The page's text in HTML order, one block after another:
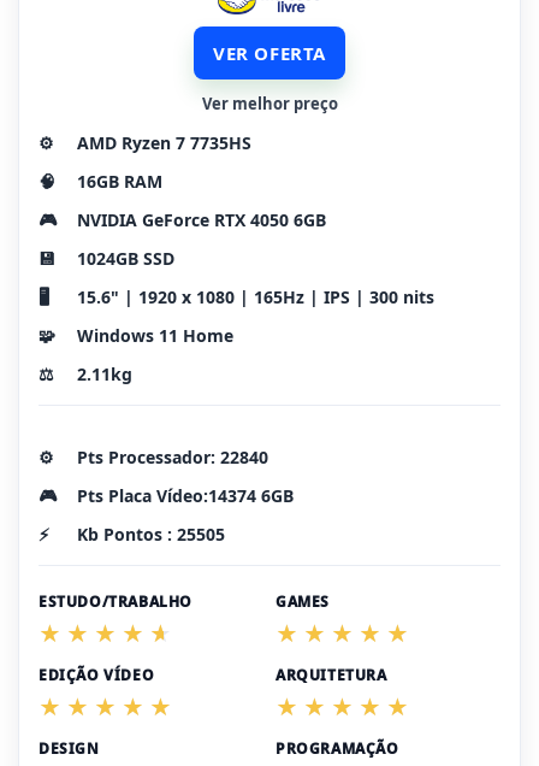
VER OFERTA
Ver melhor preço
⚙️
AMD Ryzen 7 7735HS
🧠
16GB RAM
🎮
NVIDIA GeForce RTX 4050 6GB
💾
1024GB SSD
🖥️
15.6" | 1920 x 1080 | 165Hz | IPS | 300 nits
🧩
Windows 11 Home
⚖️
2.11kg
⚙️
Pts Processador: 22840
🎮
Pts Placa Vídeo:14374 6GB
⚡
Kb Pontos : 25505
ESTUDO/TRABALHO GAMES
EDIÇÃO VÍDEO ARQUITETURA
DESIGN PROGRAMAÇÃO